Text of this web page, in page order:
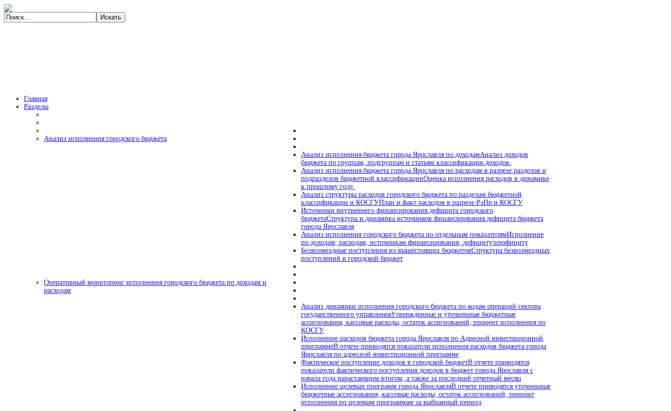
Главная
Разделы
Анализ исполнения городского бюджета
Анализ исполнения бюджета города Ярославля по доходамАнализ доходов
бюджета по группам, подгруппам и статьям классификации доходов.
Анализ исполнения бюджета города Ярославля по расходам в разрезе разделов и
подразделов бюджетной классификацииОценка исполнения расходов в динамике
к прошлому году.
Анализ структуры расходов городского бюджета по разделам бюджетной
классификации и КОСГУПлан и факт расходов в разрезе РзПр и КОСГУ
Источники внутреннего финансирования дефицита городского
бюджетаСтруктура и динамика источников финансирования дефицита бюджета
города Ярославля
Анализ исполнения городского бюджета по отдельным показателямИсполнение
по доходам, расходам, источникам финансирования, дефициту\профициту
Безвозмездные поступления из вышестоящих бюджетовСтруктура безвозмездных
поступлений в городской бюджет
Оперативный мониторинг исполнения городского бюджета по доходам и
расходам
Анализ динамики исполнения городского бюджета по кодам операций сектора
государственного управленияУтвержденные и уточненные бюджетные
ассигнования, кассовые расходы, остаток ассигнований, процент исполнения по
КОСГУ
Исполнение расходов бюджета города Ярославля по Адресной инвестиционной
программеВ отчете приводятся показатели исполнения расходов бюджета города
Ярославля по адресной инвестиционной программе
Фактическое поступление доходов в городской бюджетВ отчете приводятся
показатели фактического поступления доходов в бюджет города Ярославля с
начала года нарастающим итогом, а также за последний отчетный месяц
Исполнение целевых программ города ЯрославляВ отчете приводятся уточненные
бюджетные ассигнования, кассовые расходы, остаток ассигнований, процент
исполнения по целевым программам за выбранный период